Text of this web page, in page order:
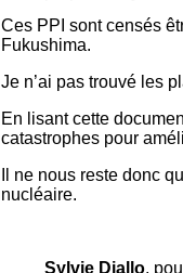
Ces PPI sont censés
Fukushima.
Je n’ai pas trouvé les
En lisant cette
catastrophes pour
Il ne nous reste donc
nucléaire.
Sylvie Diallo,